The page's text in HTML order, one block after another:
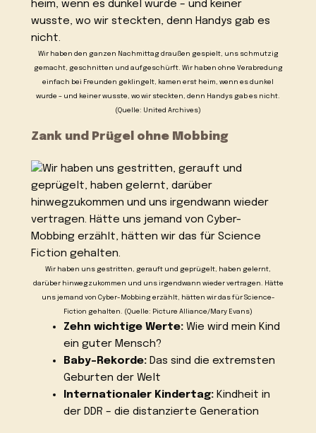
Wir haben den ganzen Nachmittag draußen gespielt, uns schmutzig
gemacht, geschnitten und aufgeschürft. Wir haben ohne Verabredung
einfach bei Freunden geklingelt, kamen erst heim, wenn es dunkel
wurde – und keiner wusste, wo wir steckten, denn Handys gab es nicht.
(Quelle: United Archives)
Zank und Prügel ohne Mobbing
Wir haben uns gestritten, gerauft und geprügelt, haben gelernt,
darüber hinwegzukommen und uns irgendwann wieder vertragen. Hätte
uns jemand von Cyber-Mobbing erzählt, hätten wir das für Science-
Fiction gehalten. (Quelle: Picture Alliance/Mary Evans)
Zehn wichtige Werte: Wie wird mein Kind
ein guter Mensch?
Baby-Rekorde: Das sind die extremsten
Geburten der Welt
Internationaler Kindertag: Kindheit in
der DDR – die distanzierte Generation